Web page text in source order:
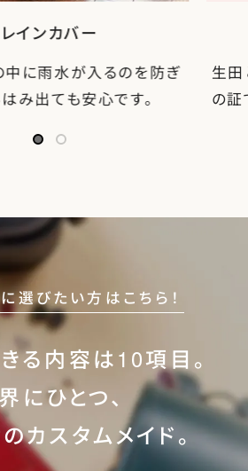
レインカバー
中に雨水が入るのを防ぎ
み出ても安心です。
生
の証
選びたい方はこちら！
る内容は10項目。
にひとつ、
カスタムメイド。